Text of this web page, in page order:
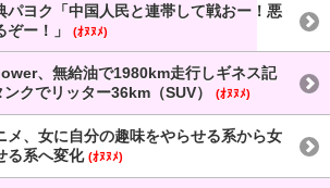
パヨク「中国人民と連帯して戦おー！悪
ぞー！」
(ｵﾇﾇﾒ)
、無給油で1980km走行しギネス記
クでリッター36km（SUV）
(ｵﾇﾇﾒ)
メ、女に自分の趣味をやらせる系から女
る系へ変化 (ｵﾇﾇﾒ)